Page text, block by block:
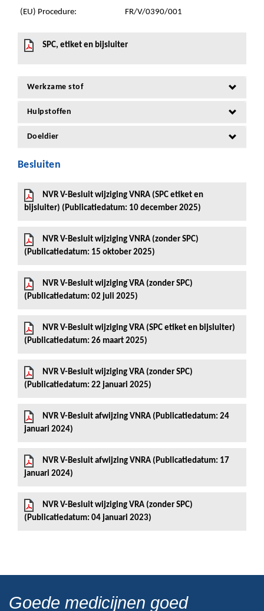
(EU) Procedure: FR/V/0390/001
SPC, etiket en bijsluiter
Werkzame stof
Hulpstoffen
Doeldier
Besluiten
NVR V-Besluit wijziging VNRA (SPC etiket en
bijsluiter) (Publicatiedatum: 10 december 2025)
NVR V-Besluit wijziging VNRA (zonder SPC)
(Publicatiedatum: 15 oktober 2025)
NVR V-Besluit wijziging VRA (zonder SPC)
(Publicatiedatum: 02 juli 2025)
NVR V-Besluit wijziging VRA (SPC etiket en bijsluiter)
(Publicatiedatum: 26 maart 2025)
NVR V-Besluit wijziging VRA (zonder SPC)
(Publicatiedatum: 22 januari 2025)
NVR V-Besluit afwijzing VNRA (Publicatiedatum: 24
januari 2024)
NVR V-Besluit afwijzing VNRA (Publicatiedatum: 17
januari 2024)
NVR V-Besluit wijziging VRA (zonder SPC)
(Publicatiedatum: 04 januari 2023)
Goede medicijnen goed